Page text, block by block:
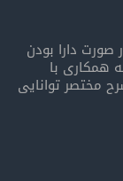
صورت دارا بودن
همکاری با
مختصر توانایی